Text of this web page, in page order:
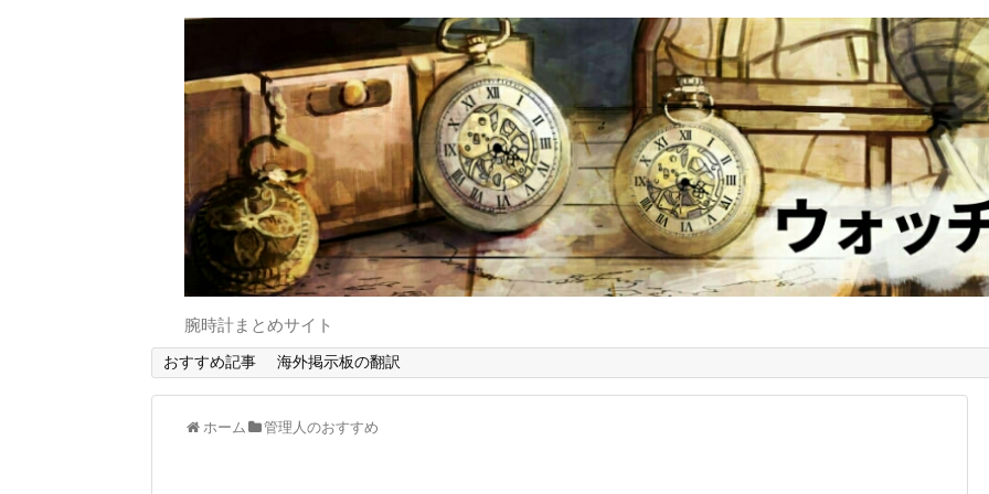
腕時計まとめサイト
おすすめ記事 海外掲示板の翻訳
ホーム 管理人のおすすめ